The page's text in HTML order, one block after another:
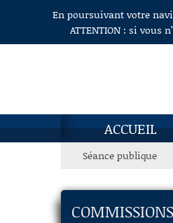
Aller au contenuEn poursuivant votre
ATTENTION : si vous
ACCUEIL
Séance publique
COMMISSIONS